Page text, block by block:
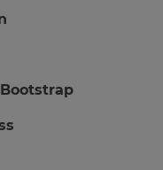
Bootstrap